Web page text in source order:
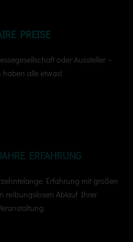
PREISE
oder Aussteller –
haben alle etwas!
ERFAHRUNG
Erfahrung mit großen
reibungslosen Ablauf Ihrer